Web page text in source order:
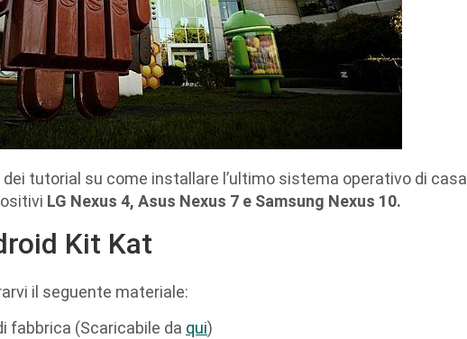
tutorial su come installare l’ultimo sistema operativo di casa
LG Nexus 4, Asus Nexus 7 e Samsung Nexus 10.
Kit Kat
il seguente materiale:
fabbrica (Scaricabile da qui)